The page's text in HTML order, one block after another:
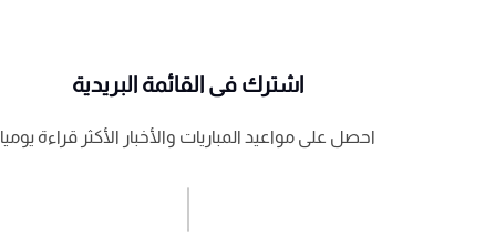
اشترك فى القائمة البريدية
احصل على مواعيد المباريات والأخبار الأكثر قراءة يوميا